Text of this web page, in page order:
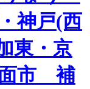
神戸(西
東・京
面市 補